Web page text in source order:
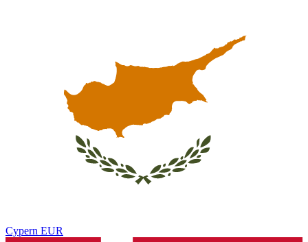
Cypern EUR